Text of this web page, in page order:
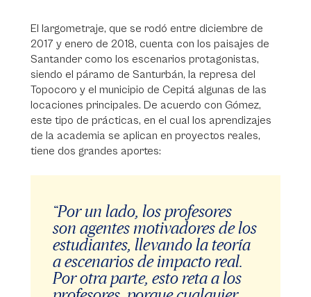
El largometraje, que se rodó entre diciembre de
2017 y enero de 2018, cuenta con los paisajes de
Santander como los escenarios protagonistas,
siendo el páramo de Santurbán, la represa del
Topocoro y el municipio de Cepitá algunas de las
locaciones principales. De acuerdo con Gómez,
este tipo de prácticas, en el cual los aprendizajes
de la academia se aplican en proyectos reales,
tiene dos grandes aportes:
“Por un lado, los profesores
son agentes motivadores de los
estudiantes, llevando la teoría
a escenarios de impacto real.
Por otra parte, esto reta a los